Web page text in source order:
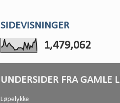
SIDEVISNINGER
1,479,062
UNDERSIDER FRA GAMLE
Løpelykke